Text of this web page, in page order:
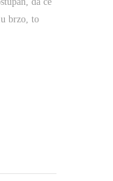
brzo, to